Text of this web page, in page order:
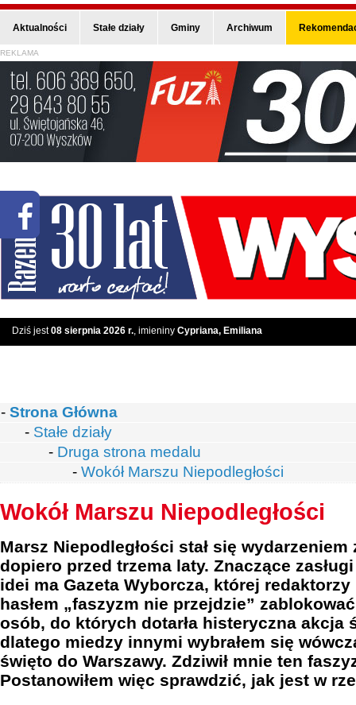
Aktualności Stałe działy Gminy Archiwum
REKLAMA
Dziś jest08 sierpnia 2026 r., imieniny Cypriana, Emiliana
- Strona Główna
- Stałe działy
- Druga strona medalu
- Wokół Marszu Niepodległości
Wokół Marszu Niepodległości
Marsz Niepodległości stał się wydarzeniem
dopiero przed trzema laty. Znaczące
idei ma Gazeta Wyborcza, której
hasłem „faszyzm nie przejdzie”
osób, do których dotarła histeryczna akcja
dlatego miedzy innymi wybrałem się
święto do Warszawy. Zdziwił mnie ten
Postanowiłem więc sprawdzić, jak jest w